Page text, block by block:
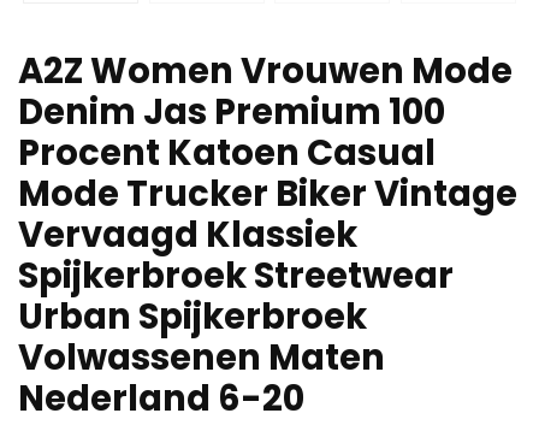
A2Z Women Vrouwen Mode
Denim Jas Premium 100
Procent Katoen Casual
Mode Trucker Biker Vintage
Vervaagd Klassiek
Spijkerbroek Streetwear
Urban Spijkerbroek
Volwassenen Maten
Nederland 6-20